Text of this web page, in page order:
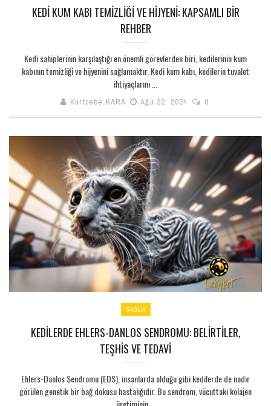
KEDI KUM KABI TEMIZLIĞI VE HIJYENI: KAPSAMLI BIR
REHBER
Kedi sahiplerinin karşılaştığı en önemli görevlerden biri, kedilerinin kum
kabının temizliği ve hijyenini sağlamaktır. Kedi kum kabı, kedilerin tuvalet
ihtiyaçlarını ...
Kurtcebe KARA Ağu 22, 2024 0
SAĞLIK
KEDILERDE EHLERS-DANLOS SENDROMU: BELIRTILER,
TEŞHIS VE TEDAVI
Ehlers-Danlos Sendromu (EDS), insanlarda olduğu gibi kedilerde de nadir
görülen genetik bir bağ dokusu hastalığıdır. Bu sendrom, vücuttaki kolajen